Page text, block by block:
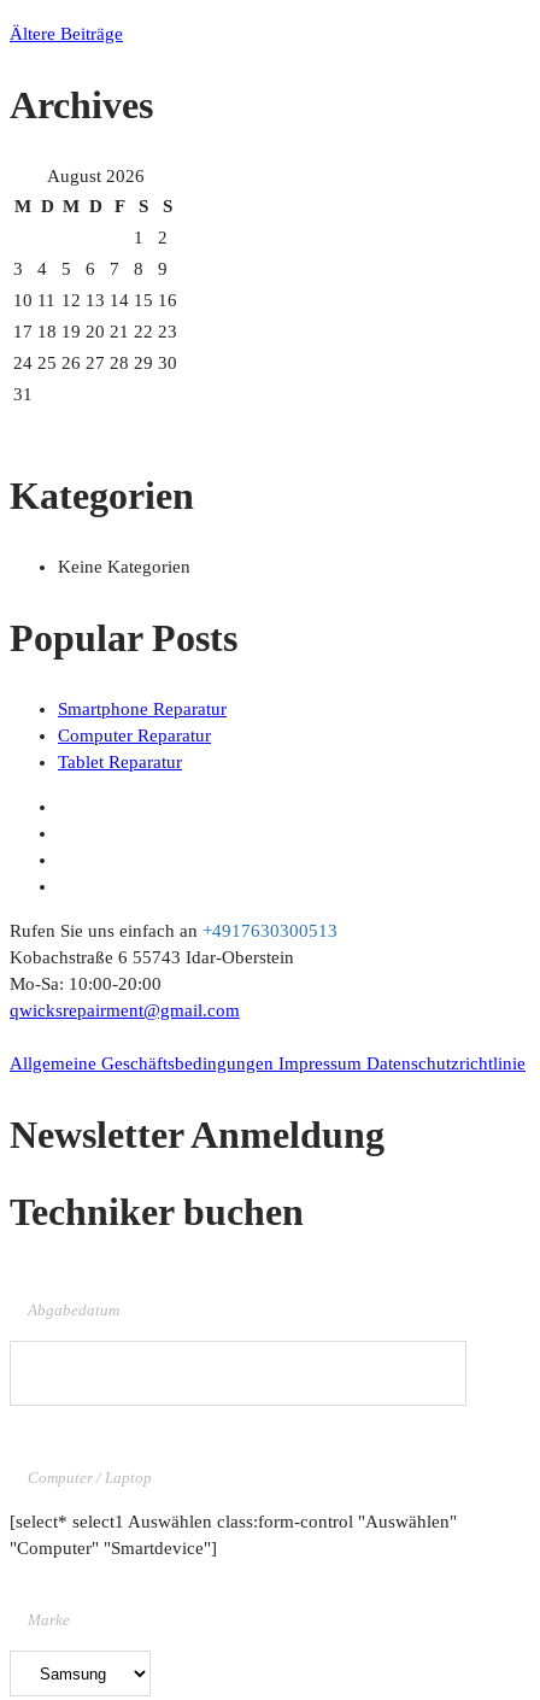
Beitragsnavigation
Ältere Beiträge
Archives
August 2026
M D M D F S
S
1
2
3
4 5 6 7 8
9
10 11 12 13 14 15 16
17 18 19 20 21 22 23
24 25 26 27 28 29 30
31
Kategorien
Keine Kategorien
Popular Posts
Smartphone Reparatur
Computer Reparatur
Tablet Reparatur
Rufen Sie uns einfach an +4917630300513
Kobachstraße 6 55743 Idar-Oberstein
Mo-Sa: 10:00-20:00
qwicksrepairment@gmail.com
Allgemeine Geschäftsbedingungen Impressum Datenschutzrichtlinie
Newsletter Anmeldung
Techniker buchen
Abgabedatum
Computer / Laptop
[select* select1 Auswählen class:form-control "Auswählen"
"Computer" "Smartdevice"]
Marke